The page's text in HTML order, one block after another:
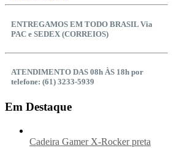
ENTREGAMOS EM TODO BRASIL Via
PAC e SEDEX (CORREIOS)
ATENDIMENTO DAS 08h ÀS 18h por
telefone: (61) 3233-5939
Em Destaque
Cadeira Gamer X-Rocker preta